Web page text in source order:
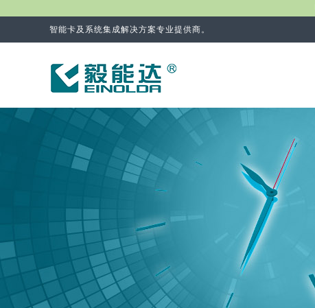
智能卡及系统集成解决方案专业提供商。